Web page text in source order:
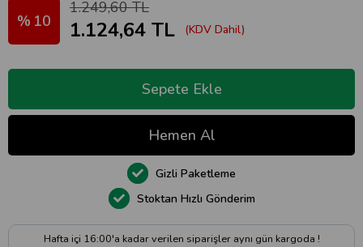
10
1.249,60 TL
1.124,64 TL (KDV Dahil)
Hafta içi 16:00'a kadar verilen siparişler aynı gün kargoda !
Stoktan Hızlı Gönderim
Gizli Paketleme